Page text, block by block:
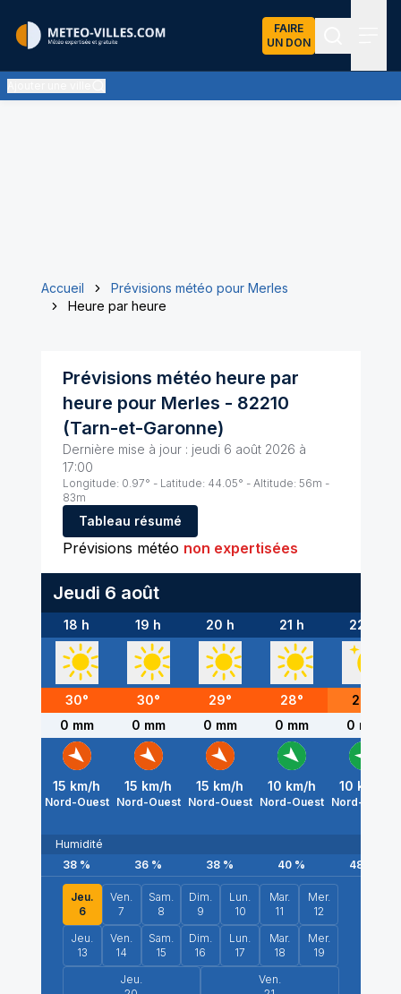
FAIRE
UN DON
Accueil
Prévisions météo pour Merles
Heure par heure
Prévisions météo heure par
heure pour Merles - 82210
(Tarn-et-Garonne)
Dernière mise à jour : jeudi 6 août 2026 à
17:00
Longitude: 0.97° - Latitude: 44.05° - Altitude: 56m -
83m
Tableau résumé
Prévisions météo non expertisées
Jeudi 6 août
18 h 19 h 20 h 21 h 22 h
30° 30° 29° 28° 26
0 mm
0 mm 0 mm 0 mm 0 mm
15 km/h
Nord-Ouest
15 km/h
Nord-Ouest
15 km/h
Nord-Ouest
10 km/h
Nord-Ouest
10 km/h
Nord-Ouest
Humidité
38 % 36 % 38 % 40 % 48
Jeu.
6
Ven.
7
Sam.
8
Dim.
9
Lun.
10
Mar.
11
Mer.
12
Jeu.
13
Ven.
14
Sam.
15
Dim.
16
Lun.
17
Mar.
18
Mer.
19
Jeu.
Ven.